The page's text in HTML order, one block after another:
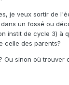
je veux sortir de
un fossé ou
instit de cycle 3) à
celle des parents?
Ou sinon où trouver